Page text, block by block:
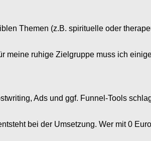
Themen (z.B. spirituelle oder
meine ruhige Zielgruppe muss ich
Ads und ggf. Funnel-Tools
bei der Umsetzung. Wer mit 0